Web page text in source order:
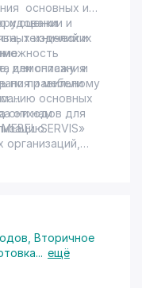
основных и
и
технических
или списания.
по правильному
основных
и оценки
изделий и
демонтажу и
и мебели
отходов для
они нам
SERVIS»
установленном
,Вторичное
... ещё